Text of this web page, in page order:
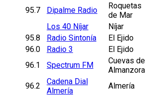
95.7
Dipalme Radio
Roquetas
de Mar
Los 40 Níjar
Níjar
95.8
Radio Sintonía
El Ejido
96.0
Radio 3 El Ejido
96.1
Spectrum FM
Cuevas de
Almanzora
96.2
Cadena Dial
Almería
Almería